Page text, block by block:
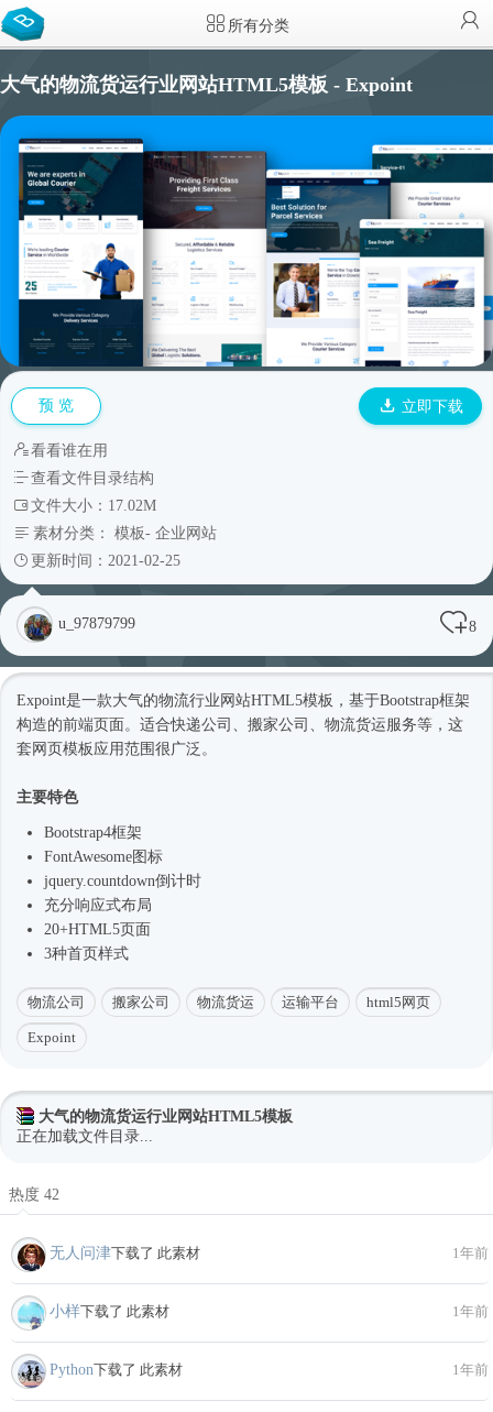
所有分类
大气的物流货运行业网站HTML5模板 - Expoint
预 览 立即下载
看看谁在用
查看文件目录结构
文件大小：17.02M
素材分类： 模板- 企业网站
更新时间：2021-02-25
u_97879799 8
Expoint是一款大气的物流行业网站HTML5模板 ，基于Bootstrap框架
构造的前端页面。适合快递公司、搬家公司、物流货运服务等，这
套 网页模板 应用范围很广泛。
主要特色
Bootstrap4框架
FontAwesome图标
jquery.countdown倒计时
充分响应式布局
20+HTML5页面
3种首页样式
物流公司 搬家公司 物流货运 运输平台 html5网页
Expoint
大气的物流货运行业网站HTML5模板
正在加载文件目录...
热度 42
无人问津下载了 此素材 1年前
小样下载了 此素材 1年前
Python下载了 此素材 1年前